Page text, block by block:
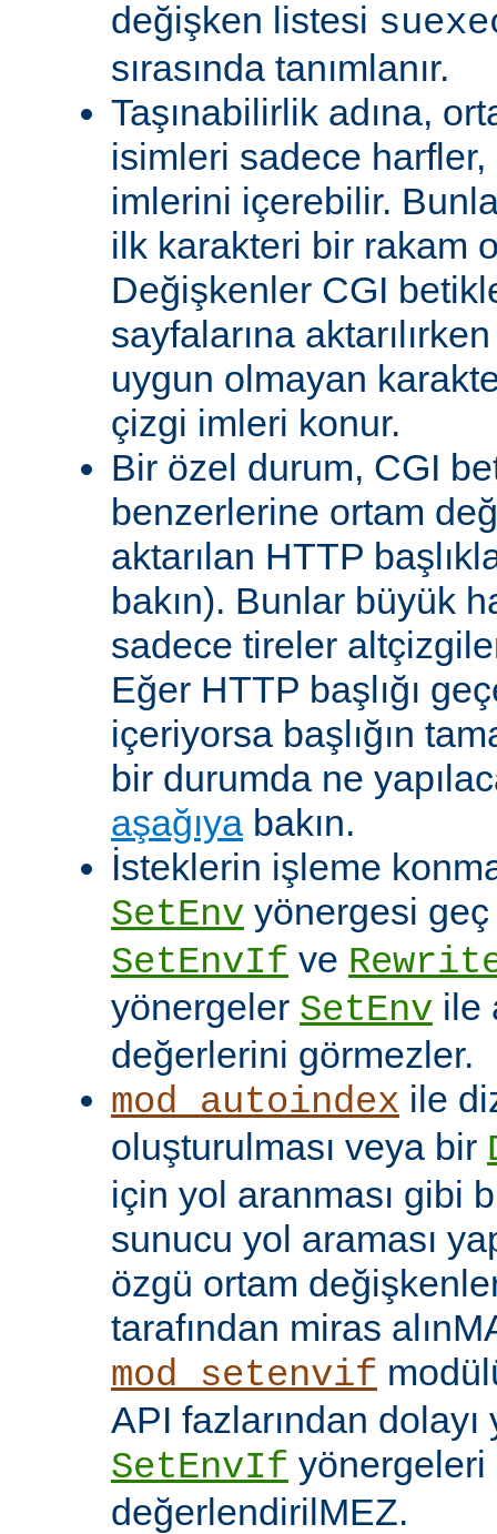
değişken listesi
sırasında tanımlanır.
Taşınabilirlik adına,
isimleri sadece
imlerini içerebilir.
ilk karakteri bir rakam
Değişkenler CGI
sayfalarına
uygun olmayan
çizgi imleri konur.
Bir özel durum, CGI
benzerlerine ortam
aktarılan HTTP
bakın). Bunlar büyük
sadece tireler
Eğer HTTP başlığı
içeriyorsa başlığın
bir durumda ne
aşağıya bakın.
İsteklerin işleme
SetEnv yönergesi geç
SetEnvIf ve
yönergeler SetEnv ile
değerlerini görmezler.
mod_autoindex ile
oluşturulması veya bir
için yol aranması gibi
sunucu yol araması
özgü ortam
tarafından miras
mod_setenvif
API fazlarından
SetEnvIf yönergeleri
değerlendirilMEZ.